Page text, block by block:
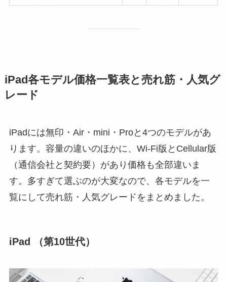
iPad各モデル価格一覧表と売れ筋・人気グ
レード
iPadには無印・Air・mini・Proと4つのモデルがあ
ります。容量の違いのほかに、Wi-Fi版とCellular版
（通信会社と契約要）があり価格も全部違いま
す。多すぎて選ぶのが大変なので、各モデルを一
覧にして売れ筋・人気グレードをまとめました。
iPad （第10世代）